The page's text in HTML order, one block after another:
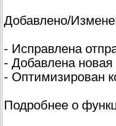
Добавлено/
- Исправлена
- Добавлена
- Оптимизирован
Подробнее о